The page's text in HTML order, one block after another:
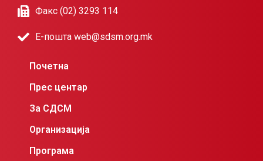
Факс (02) 3293 114
Е-пошта web@sdsm.org.mk
Почетна
Прес центар
За СДСМ
Организација
Програма